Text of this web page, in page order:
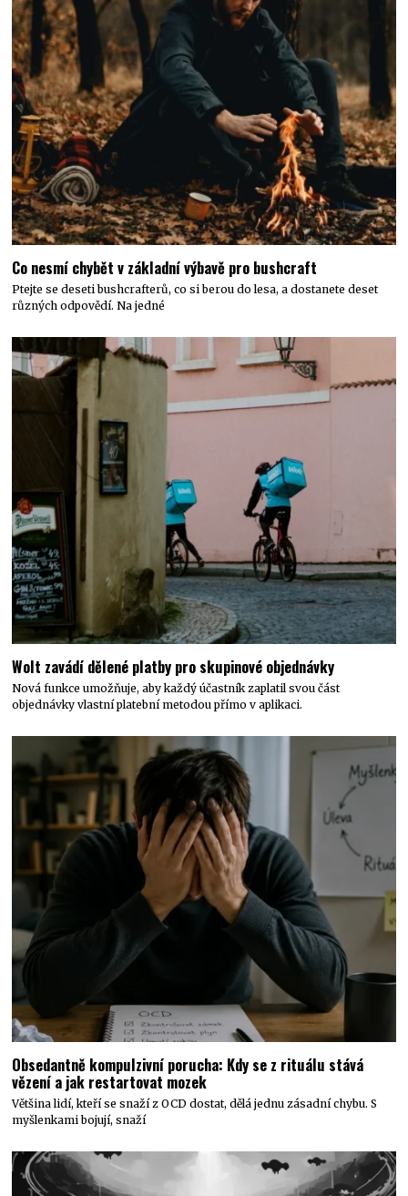
Co nesmí chybět v základní výbavě pro bushcraft
Ptejte se deseti bushcrafterů, co si berou do lesa, a dostanete deset
různých odpovědí. Na jedné
Wolt zavádí dělené platby pro skupinové objednávky
Nová funkce umožňuje, aby každý účastník zaplatil svou část
objednávky vlastní platební metodou přímo v aplikaci.
Obsedantně kompulzivní porucha: Kdy se z rituálu stává
vězení a jak restartovat mozek
Většina lidí, kteří se snaží z OCD dostat, dělá jednu zásadní chybu. S
myšlenkami bojují, snaží